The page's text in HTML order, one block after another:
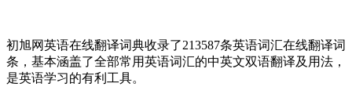
初旭网英语在线翻译词典收录了213587条英语词汇在线翻译词
条，基本涵盖了全部常用英语词汇的中英文双语翻译及用法，
是英语学习的有利工具。